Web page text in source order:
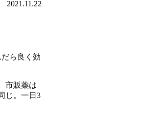
2021.11.22
ら良く効
市販薬は
じ。一日3